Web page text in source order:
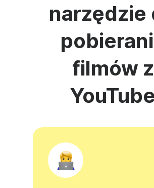
narzędzie
filmów z
YouTube